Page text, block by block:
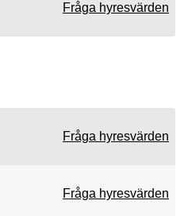
Fråga hyresvärden
Fråga hyresvärden
Fråga hyresvärden